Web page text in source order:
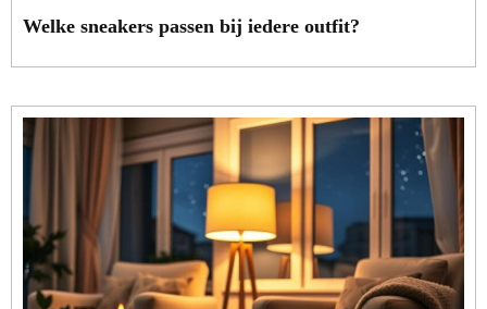
Welke sneakers passen bij iedere outfit?